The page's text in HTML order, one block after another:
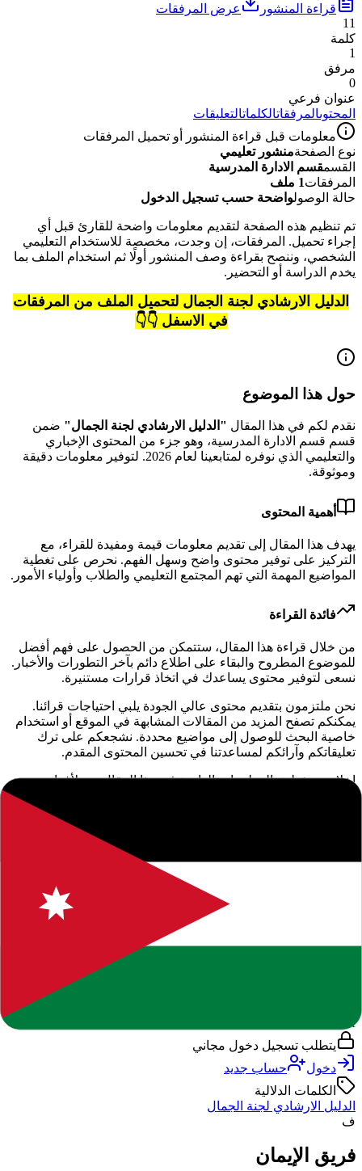
قراءة المنشور
عرض المرفقات
11
كلمة
1
مرفق
0
عنوان فرعي
المحتوىالمرفقاتالكلماتالتعليقات
معلومات قبل قراءة المنشور أو تحميل المرفقات
نوع الصفحةمنشور تعليمي
القسمقسم الادارة المدرسية
المرفقات1 ملف
حالة الوصولواضحة حسب تسجيل الدخول
تم تنظيم هذه الصفحة لتقديم معلومات واضحة للقارئ قبل أي
إجراء تحميل. المرفقات، إن وجدت، مخصصة للاستخدام التعليمي
الشخصي، وننصح بقراءة وصف المنشور أولًا ثم استخدام الملف بما
يخدم الدراسة أو التحضير.
الدليل الارشادي لجنة الجمال لتحميل الملف من المرفقات
في الاسفل 👇👇
حول هذا الموضوع
نقدم لكم في هذا المقال " الدليل الارشادي لجنة الجمال" ضمن
قسم قسم الادارة المدرسية، وهو جزء من المحتوى الإخباري
والتعليمي الذي نوفره لمتابعينا لعام 2026
. لتوفير معلومات دقيقة
وموثوقة.
أهمية المحتوى
يهدف هذا المقال إلى تقديم معلومات قيمة ومفيدة للقراء، مع
التركيز على توفير محتوى واضح وسهل الفهم. نحرص على تغطية
المواضيع المهمة التي تهم المجتمع التعليمي والطلاب وأولياء الأمور.
فائدة القراءة
من خلال قراءة هذا المقال، ستتمكن من الحصول على فهم أفضل
للموضوع المطروح والبقاء على اطلاع دائم بآخر التطورات والأخبار.
نسعى لتوفير محتوى يساعدك في اتخاذ قرارات مستنيرة.
نحن ملتزمون بتقديم محتوى عالي الجودة يلبي احتياجات قرائنا.
يمكنكم تصفح المزيد من المقالات المشابهة في الموقع أو استخدام
خاصية البحث للوصول إلى مواضيع محددة. نشجعكم على ترك
تعليقاتكم وآرائكم لمساعدتنا في تحسين المحتوى المقدم.
إخلاء مسؤولية: المعلومات الواردة في هذا المقال هي لأغراض
إعلامية فقط. نوصي دائماً بالتحقق من المصادر الرسمية والموثوقة.
إذا كان لديك أي استفسار أو ملاحظة، لا تتردد في التواصل معنا.
ملفات مرتبطة بالمنشور. يظهر خيار التحميل بوضوح حسب حالة
تسجيل الدخول وصلاحية الوصول.
pdf
يتطلب تسجيل دخول مجاني
دخول
حساب جديد
الكلمات الدلالية
الدليل الارشادي لجنة الجمال
ف
فريق الإيمان